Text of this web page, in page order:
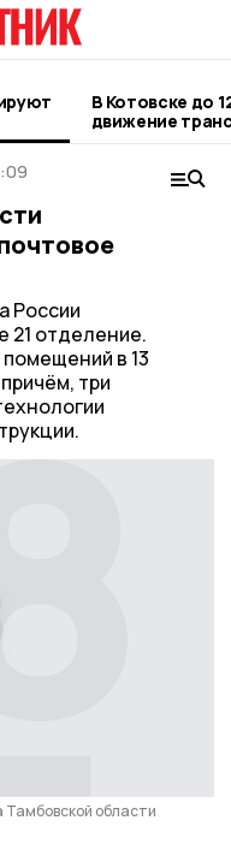
В Котовске до
движение
Новой
России
21 отделение.
в 13
три
области